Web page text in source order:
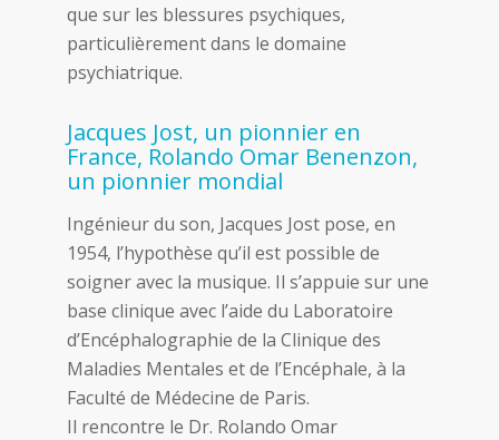
que sur les blessures psychiques,
particulièrement dans le domaine
psychiatrique.
Jacques Jost, un pionnier en
France, Rolando Omar Benenzon,
un pionnier mondial
Ingénieur du son, Jacques Jost pose, en
1954, l’hypothèse qu’il est possible de
soigner avec la musique. Il s’appuie sur une
base clinique avec l’aide du Laboratoire
d’Encéphalographie de la Clinique des
Maladies Mentales et de l’Encéphale, à la
Faculté de Médecine de Paris.
Il rencontre le Dr. Rolando Omar